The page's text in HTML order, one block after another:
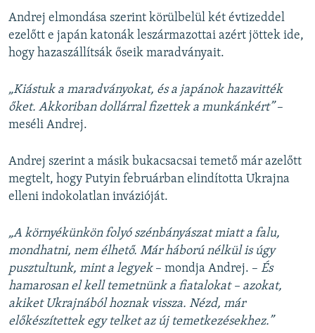
Andrej elmondása szerint körülbelül két évtizeddel
ezelőtt e japán katonák leszármazottai azért jöttek ide,
hogy hazaszállítsák őseik maradványait.
„Kiástuk a maradványokat, és a japánok hazavitték
őket. Akkoriban dollárral fizettek a munkánkért”–
meséli Andrej.
Andrej szerint a másik bukacsacsai temető már azelőtt
megtelt, hogy Putyin februárban elindította Ukrajna
elleni indokolatlan invázióját.
„A környékünkön folyó szénbányászat miatt a falu,
mondhatni, nem élhető. Már háború nélkül is úgy
pusztultunk, mint a legyek– mondja Andrej. – És
hamarosan el kell temetnünk a fiatalokat – azokat,
akiket Ukrajnából hoznak vissza. Nézd, már
előkészítettek egy telket az új temetkezésekhez.”